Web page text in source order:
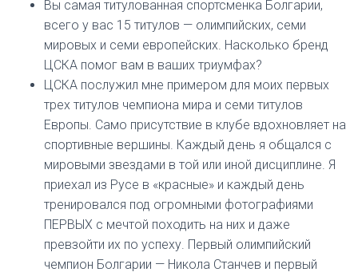
Вы самая титулованная спортсменка Болгарии,
всего у вас 15 титулов — олимпийских, семи
мировых и семи европейских. Насколько бренд
ЦСКА помог вам в ваших триумфах?
ЦСКА послужил мне примером для моих первых
трех титулов чемпиона мира и семи титулов
Европы. Само присутствие в клубе вдохновляет на
спортивные вершины. Каждый день я общался с
мировыми звездами в той или иной дисциплине. Я
приехал из Русе в «красные» и каждый день
тренировался под огромными фотографиями
ПЕРВЫХ с мечтой походить на них и даже
превзойти их по успеху. Первый олимпийский
чемпион Болгарии — Никола Станчев и первый